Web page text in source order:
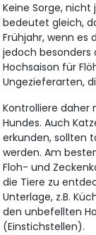
Keine Sorge, nicht
bedeutet gleich,
Frühjahr, wenn es
jedoch besonders
Hochsaison für
Ungezieferarten,
Kontrolliere daher
Hundes. Auch
erkunden, sollten
werden. Am
Floh- und
die Tiere zu
Unterlage, z.B.
den unbefellten
(Einstichstellen).